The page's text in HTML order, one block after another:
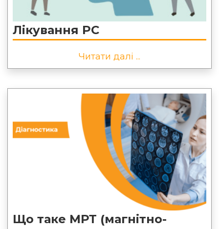
Лікування РС
Читати далі ...
Що таке МРТ (магнітно-